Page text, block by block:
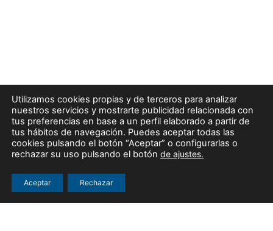
Utilizamos cookies propias y de terceros para analizar
nuestros servicios y mostrarte publicidad relacionada con
tus preferencias en base a un perfil elaborado a partir de
tus hábitos de navegación. Puedes aceptar todas las
cookies pulsando el botón “Aceptar” o configurarlas o
rechazar su uso pulsando el botón de ajustes.
Aceptar Rechazar